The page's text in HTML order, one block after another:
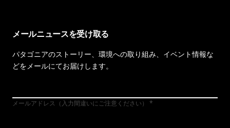
メールニュースを受け取る
パタゴニアのストーリー、環境への取り組み、イベント情報な
どをメールにてお届けします。
メールアドレス（入力間違いにご注意ください）